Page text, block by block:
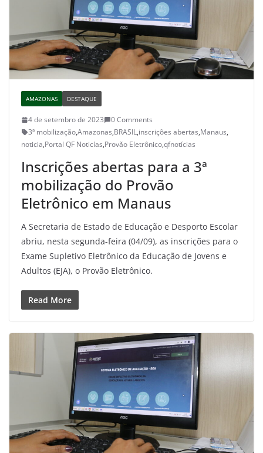
AMAZONAS DESTAQUE
4 de setembro de 2023
0 Comments
3ª mobilização,Amazonas,BRASIL,inscrições abertas,Manaus,
noticia,Portal QF Noticías,Provão Eletrônico,qfnotícias
Inscrições abertas para a 3ª
mobilização do Provão
Eletrônico em Manaus
A Secretaria de Estado de Educação e Desporto Escolar
abriu, nesta segunda-feira (04/09), as inscrições para o
Exame Supletivo Eletrônico da Educação de Jovens e
Adultos (EJA), o Provão Eletrônico.
Read More